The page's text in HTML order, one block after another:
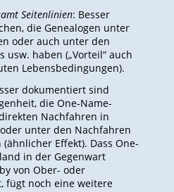
Seitenlinien: Besser
die Genealogen unter
oder auch unter den
haben („Vorteil“ auch
Lebensbedingungen).
dokumentiert sind
die One-Name-
Nachfahren in
unter den Nachfahren
Effekt). Dass One-
in der Gegenwart
von Ober- oder
fügt noch eine weitere